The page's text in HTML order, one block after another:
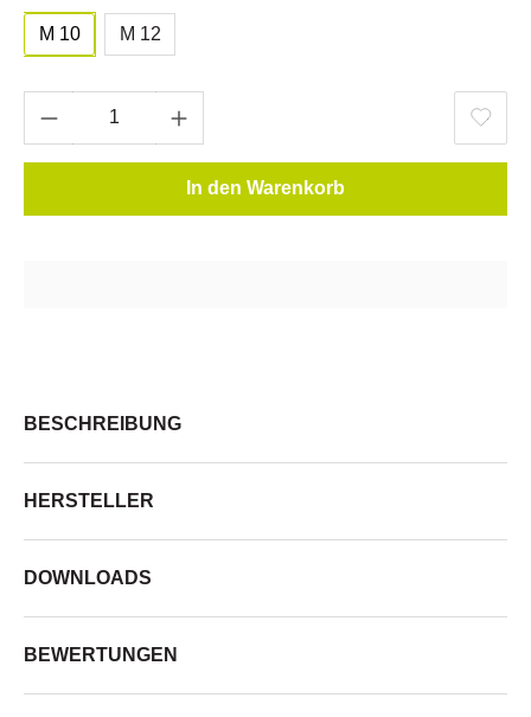
M 10 M 12
In den Warenkorb
BESCHREIBUNG
HERSTELLER
DOWNLOADS
BEWERTUNGEN